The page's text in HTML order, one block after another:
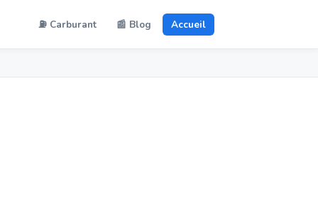
⛽ Carburant 📰 Blog Accueil